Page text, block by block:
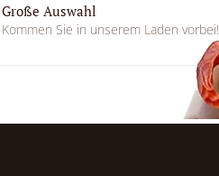
Große Auswahl
Kommen Sie in unserem Laden vorbei!